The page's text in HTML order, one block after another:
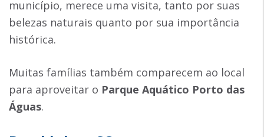
município, merece uma visita, tanto por suas
belezas naturais quanto por sua importância
histórica.
Muitas famílias também comparecem ao local
para aproveitar o Parque Aquático Porto das
Águas.